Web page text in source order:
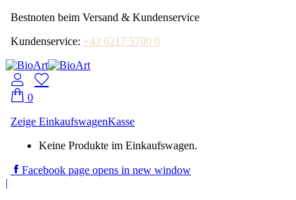
Bestnoten beim Versand & Kundenservice
Kundenservice: +43 6217 5700 0
0
Zeige EinkaufswagenKasse
Keine Produkte im Einkaufswagen.
Facebook page opens in new window
|